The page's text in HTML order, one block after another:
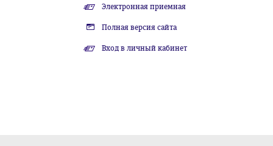
Электронная приемная
Полная версия сайта
Вход в личный кабинет